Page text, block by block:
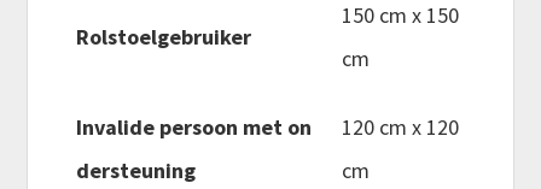
Rolstoelgebruiker
150 cm x 150
cm
Invalide persoon met on
dersteuning
120 cm x 120
cm